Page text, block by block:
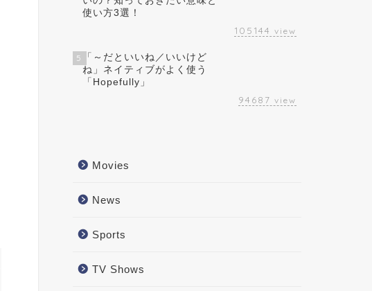
使い方3選！
105144 view
5
「～だといいね／いいけど
ね」ネイティブがよく使う
「Hopefully」
94687 view
Movies
News
Sports
TV Shows